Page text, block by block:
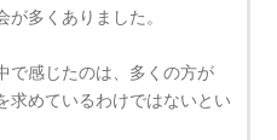
が多くありました。
で感じたのは、多くの方が
求めているわけではないとい